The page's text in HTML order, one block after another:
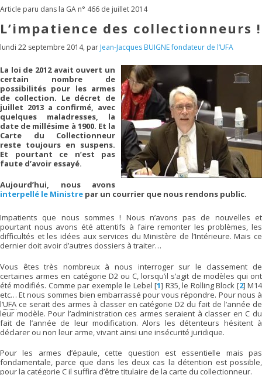
Article paru dans la GA n° 466 de juillet 2014
L’impatience des collectionneurs !
lundi 22 septembre 2014, par Jean-Jacques BUIGNE fondateur de l’UFA
La loi de 2012 avait ouvert un
certain nombre de
possibilités pour les armes
de collection. Le décret de
juillet 2013 a confirmé, avec
quelques maladresses, la
date de millésime à 1900. Et la
Carte du Collectionneur
reste toujours en suspens.
Et pourtant ce n’est pas
faute d’avoir essayé.
Aujourd’hui, nous avons
interpellé le Ministre par un courrier que nous rendons public.
Impatients que nous sommes ! Nous n’avons pas de nouvelles et
pourtant nous avons été attentifs à faire remonter les problèmes, les
difficultés et les idées aux services du Ministère de l’Intérieure. Mais ce
dernier doit avoir d’autres dossiers à traiter…
Vous êtes très nombreux à nous interroger sur le classement de
certaines armes en catégorie D2 ou C, lorsqu’il s’agit de modèles qui ont
été modifiés. Comme par exemple le Lebel [1] R35, le Rolling Block [2] M14
etc… Et nous sommes bien embarrassé pour vous répondre. Pour nous à
l’UFA ce serait des armes à classer en catégorie D2 du fait de l’année de
leur modèle. Pour l’administration ces armes seraient à classer en C du
fait de l’année de leur modification. Alors les détenteurs hésitent à
déclarer ou non leur arme, vivant ainsi une insécurité juridique.
Pour les armes d’épaule, cette question est essentielle mais pas
fondamentale, parce que dans les deux cas la détention est possible,
pour la catégorie C il suffira d’être titulaire de la carte du collectionneur.